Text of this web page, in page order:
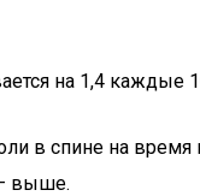
на 1,4 каждые
в спине на время
— выше.